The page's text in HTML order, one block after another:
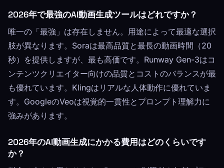
2026年で最強のAI動画生成ツールはどれですか？
唯一の「最強」は存在しません。用途によって最適な選択
肢が異なります。Soraは最高品質と最長の動画時間（20
秒）を提供しますが、最も高価です。Runway Gen-3はコ
ンテンツクリエイター向けの品質とコストのバランスが最
も優れています。Klingはリアルな人体動作に優れていま
す。GoogleのVeoは視覚的一貫性とプロンプト理解力に
強みがあります。
2026年のAI動画生成にかかる費用はどのくらいです
か？